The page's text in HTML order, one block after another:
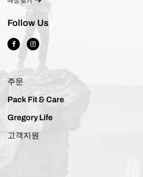
Follow Us
주문
Pack Fit & Care
Gregory Life
고객지원